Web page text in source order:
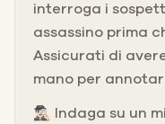
interroga i
assassino prima
Assicurati di
mano per
🕵🏻‍♂️ Indaga su un